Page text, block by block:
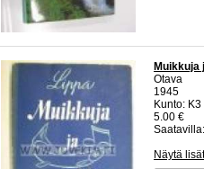
Muikkuja
Otava
1945
Kunto:
5.00 €
Näytä